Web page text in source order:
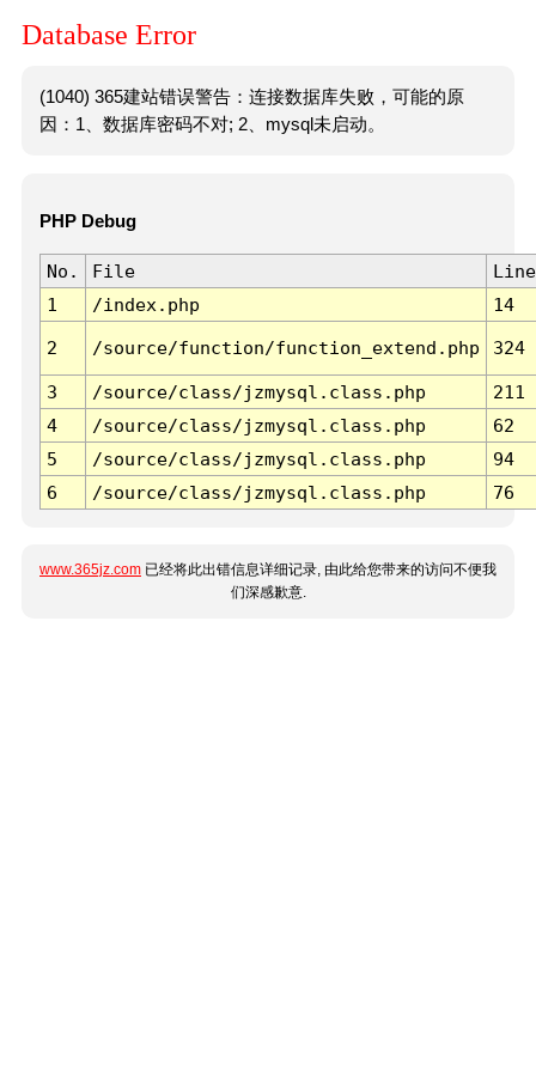
Database Error
(1040) 365建站错误警告：连接数据库失败，可能的原
因：1、数据库密码不对; 2、mysql未启动。
PHP Debug
No. File
Line
1
/index.php 14
2 /source/function/function_extend.php 324
3 /source/class/jzmysql.class.php
211
4
/source/class/jzmysql.class.php
62
5
/source/class/jzmysql.class.php
94
6
/source/class/jzmysql.class.php 76
www.365jz.com 已经将此出错信息详细记录, 由此给您带来的访问不便我
们深感歉意.